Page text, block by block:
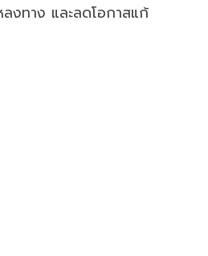
ลงทาง และลดโอกาสแก้